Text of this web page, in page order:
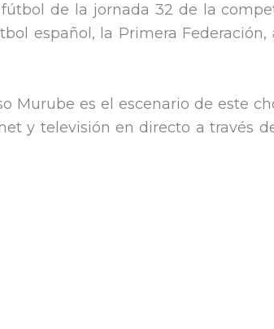
de la jornada 32 de la
español, la Primera Federación,
Murube es el escenario de este
y televisión en directo a través